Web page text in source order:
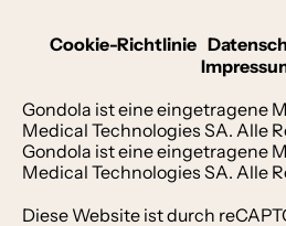
Cookie-Richtlinie
Gondola ist eine eingetragene
Medical Technologies SA. Alle
Gondola ist eine eingetragene
Medical Technologies SA. Alle
Diese Website ist durch